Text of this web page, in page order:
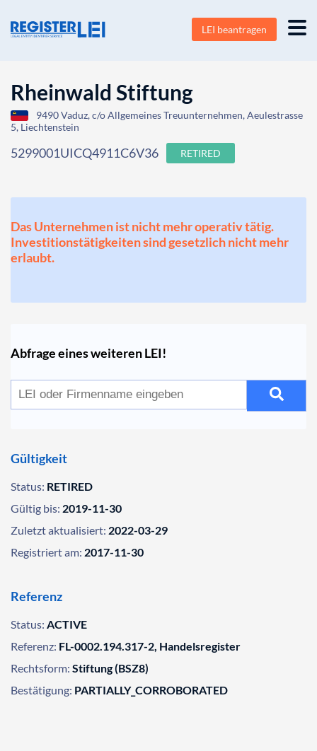
LEI beantragen
Rheinwald Stiftung
9490 Vaduz, c/o Allgemeines Treuunternehmen, Aeulestrasse
5, Liechtenstein
5299001UICQ4911C6V36 RETIRED
Das Unternehmen ist nicht mehr operativ tätig.
Investitionstätigkeiten sind gesetzlich nicht mehr
erlaubt.
Abfrage eines weiteren LEI!
Gültigkeit
Status: RETIRED
Gültig bis: 2019-11-30
Zuletzt aktualisiert: 2022-03-29
Registriert am: 2017-11-30
Referenz
Status: ACTIVE
Referenz: FL-0002.194.317-2, Handelsregister
Rechtsform: Stiftung (BSZ8)
Bestätigung: PARTIALLY_CORROBORATED